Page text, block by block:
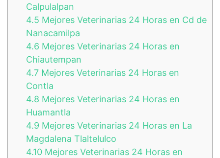
Calpulalpan
4.5 Mejores Veterinarias 24 Horas en Cd de
Nanacamilpa
4.6 Mejores Veterinarias 24 Horas en
Chiautempan
4.7 Mejores Veterinarias 24 Horas en
Contla
4.8 Mejores Veterinarias 24 Horas en
Huamantla
4.9 Mejores Veterinarias 24 Horas en La
Magdalena Tlaltelulco
4.10 Mejores Veterinarias 24 Horas en